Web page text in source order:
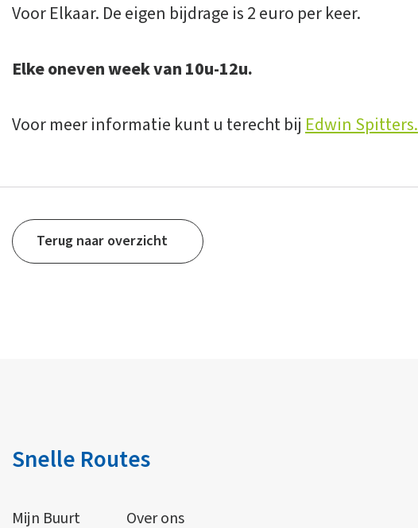
Voor Elkaar. De eigen bijdrage is 2 euro per keer.
Elke oneven week van 10u-12u.
Voor meer informatie kunt u terecht bij Edwin Spitters.
Terug naar overzicht
Snelle Routes
Mijn Buurt Over ons